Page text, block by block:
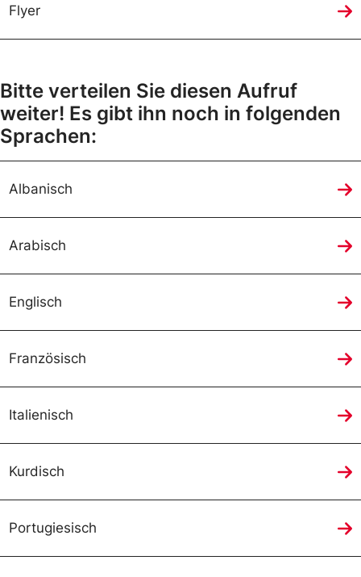
Flyer
Bitte verteilen Sie diesen Aufruf
weiter! Es gibt ihn noch in folgenden
Sprachen:
Albanisch
Arabisch
Englisch
Französisch
Italienisch
Kurdisch
Portugiesisch